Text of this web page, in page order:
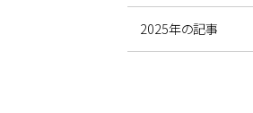
2025年の記事